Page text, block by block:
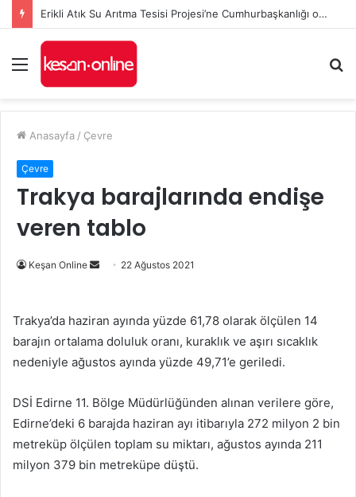
Erikli Atık Su Arıtma Tesisi Projesi’ne Cumhurbaşkanlığı onayı
Menü
...
Anasayfa / Çevre
Çevre
Trakya barajlarında endişe
veren tablo
Keşan Online
Bir
göndermek
22 Ağustos 2021
Trakya’da haziran ayında yüzde 61,78 olarak ölçülen 14
barajın ortalama doluluk oranı, kuraklık ve aşırı sıcaklık
nedeniyle ağustos ayında yüzde 49,71’e geriledi.
DSİ Edirne 11. Bölge Müdürlüğünden alınan verilere göre,
Edirne’deki 6 barajda haziran ayı itibarıyla 272 milyon 2 bin
metreküp ölçülen toplam su miktarı, ağustos ayında 211
milyon 379 bin metreküpe düştü.